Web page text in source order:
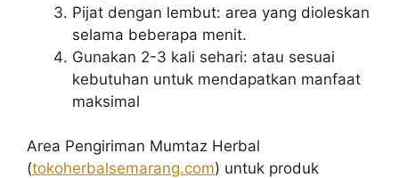
Pijat dengan lembut: area yang dioleskan
selama beberapa menit.
Gunakan 2-3 kali sehari: atau sesuai
kebutuhan untuk mendapatkan manfaat
maksimal
Area Pengiriman Mumtaz Herbal
(tokoherbalsemarang.com) untuk produk